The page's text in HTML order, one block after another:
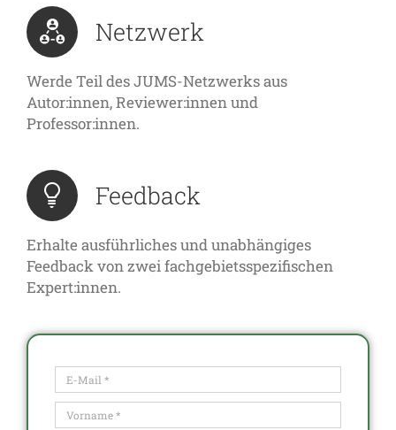
Netzwerk
Werde Teil des JUMS-Netzwerks aus
Autor:innen, Reviewer:innen und
Professor:innen.
Feedback
Erhalte ausführliches und unabhängiges
Feedback von zwei fachgebietsspezifischen
Expert:innen.